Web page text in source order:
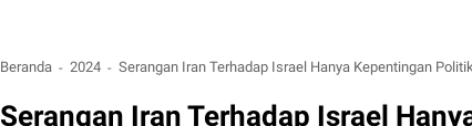
Beranda 2024 Serangan Iran Terhadap Israel Hanya Kepentingan
Serangan Iran Terhadap Israel